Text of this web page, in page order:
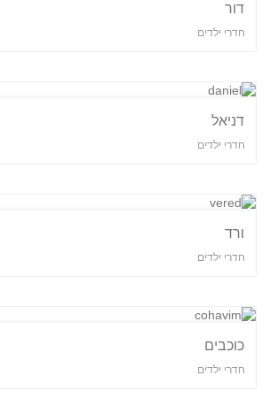
דור
חדרי ילדים
דניאל
חדרי ילדים
ורד
חדרי ילדים
כוכבים
חדרי ילדים